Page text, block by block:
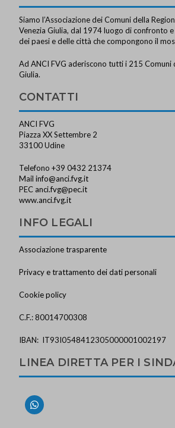
Siamo l’Associazione dei Comuni della
Venezia Giulia, dal 1974 luogo di confronto
dei paesi e delle città che compongono il
Ad ANCI FVG aderiscono tutti i 215 Comuni
Giulia.
CONTATTI
ANCI FVG
Piazza XX Settembre 2
33100 Udine
Telefono +39 0432 21374
Mailinfo@anci.fvg.it
PEC anci.fvg@pec.it
www.anci.fvg.it
INFO LEGALI
Associazione trasparente
Privacy e trattamento dei dati personali
Cookie policy
C.F.: 80014700308
IBAN: IT93I0548412305000001002197
LINEA DIRETTA PER I